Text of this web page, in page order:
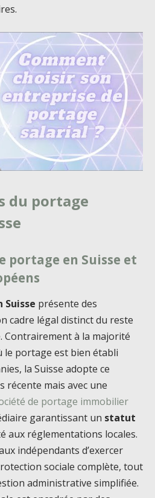
du portage
portage en Suisse et
présente des
cadre légal distinct du reste
Contrairement à la majorité
le portage est bien établi
la Suisse adopte ce
récente mais avec une
de portage immobilier
garantissant un statut
aux réglementations locales.
indépendants d’exercer
sociale complète, tout
administrative simplifiée.